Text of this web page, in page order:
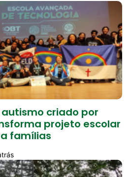
criado por
projeto escolar
famílias